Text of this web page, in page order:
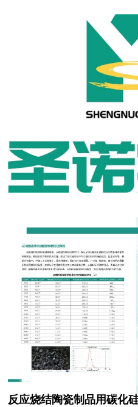
反应烧结陶瓷制品用碳化